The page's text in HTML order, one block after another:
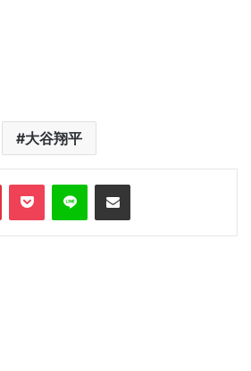
大谷翔平
PinterestPocket Line Share via Email